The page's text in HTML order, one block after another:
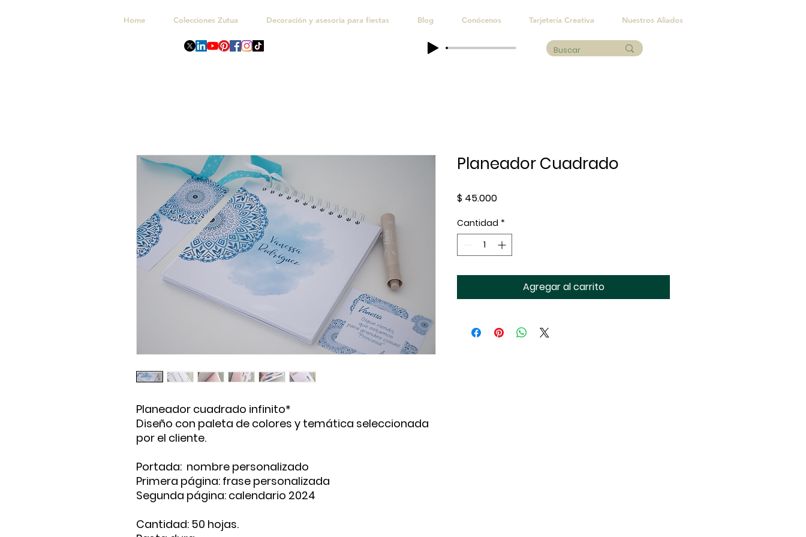
Home Colecciones Zutua Decoración y asesoria para fiestas Blog Conócenos Tarjetería Creativa Nuestros Aliados
Planeador cuadrado infinito*
Diseño con paleta de colores y temática seleccionada
por el cliente.
Portada: nombre personalizado
Primera página: frase personalizada
Segunda página: calendario 2024
Cantidad: 50 hojas.
Planeador Cuadrado
$ 45.000Precio
Cantidad *
Agregar al carrito